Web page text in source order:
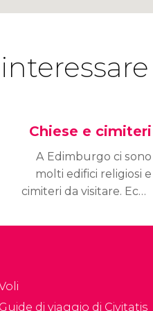
Chiese e cimiteri
A Edimburgo ci sono
molti edifici religiosi e
cimiteri da visitare. Ecco
importanti della città.
Guide di viaggio di Civitatis